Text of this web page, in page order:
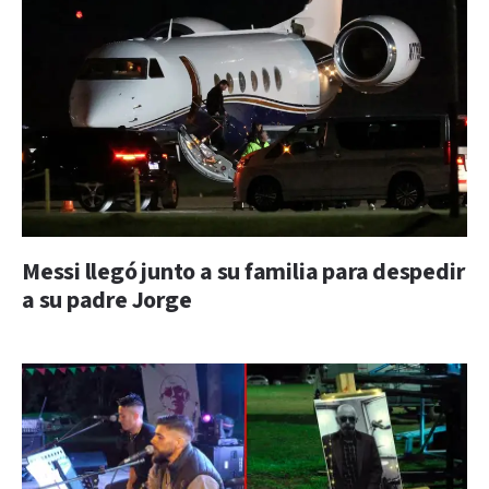
Messi llegó junto a su familia para despedir
a su padre Jorge